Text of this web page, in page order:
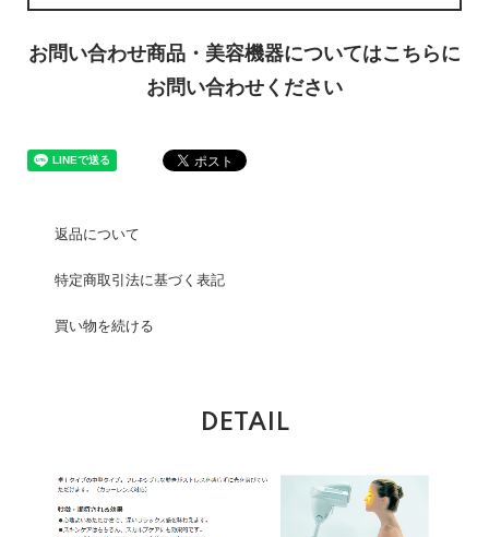
お問い合わせ商品・美容機器についてはこちらに
お問い合わせください
返品について
特定商取引法に基づく表記
買い物を続ける
DETAIL